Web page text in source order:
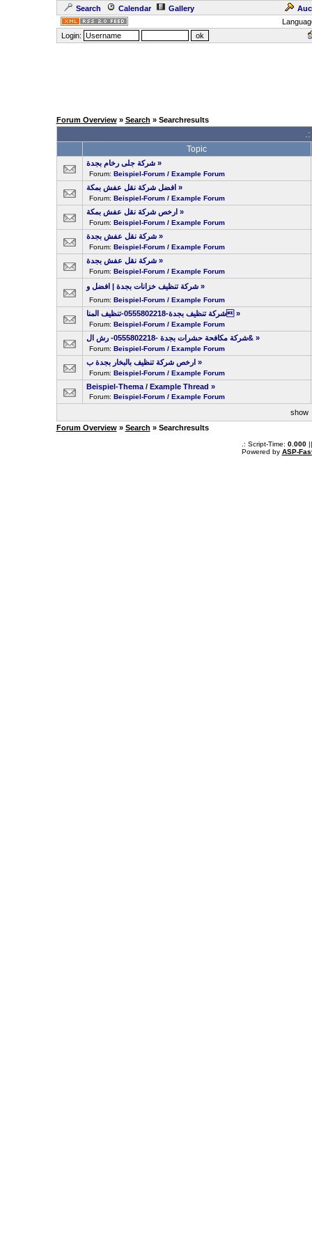
Search Calendar Gallery
Login:
Forum Overview» Search » Searchresults
Topic
شركة جلى رخام بجدة »
Forum: Beispiel-Forum / Example Forum
افضل شركة نقل عفش بمكة »
Forum: Beispiel-Forum / Example Forum
ارخص شركة نقل عفش بمكة »
Forum: Beispiel-Forum / Example Forum
شركة نقل عفش بجدة »
Forum: Beispiel-Forum / Example Forum
شركة نقل عفش بجدة »
Forum: Beispiel-Forum / Example Forum
شركة تنظيف خزانات بجدة | افضل و »
Forum: Beispiel-Forum / Example Forum
شركة تنظيف بجدة-0555802218-تنظيف المنا »
Forum: Beispiel-Forum / Example Forum
شركة مكافحة حشرات بجدة -0555802218- رش ال& »
Forum: Beispiel-Forum / Example Forum
ارخص شركة تنظيف بالبخار بجدة ب »
Forum: Beispiel-Forum / Example Forum
Beispiel-Thema / Example Thread »
Forum: Beispiel-Forum / Example Forum
show
Forum Overview» Search » Searchresults
.: Script-Time: 0.000||
Powered by ASP-